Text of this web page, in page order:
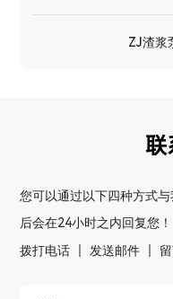
ZJ渣浆
您可以通过以下四种方式
后会在24小时之内回复您！
拨打电话
发送邮件